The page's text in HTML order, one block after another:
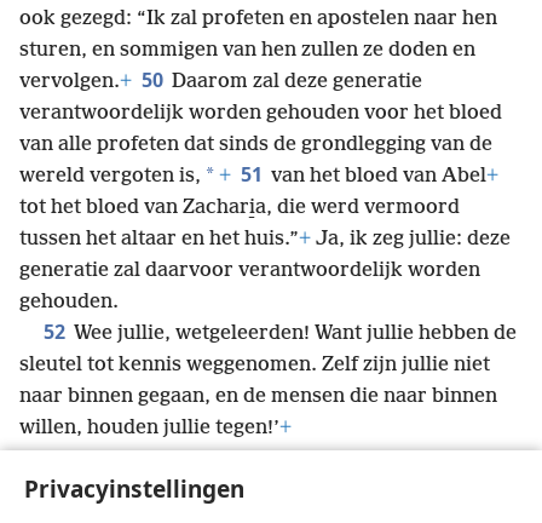
Privacyinstellingen
ook gezegd: “Ik zal profeten en apostelen naar hen
sturen, en sommigen van hen zullen ze doden en
vervolgen.+ 50 Daarom zal deze generatie
verantwoordelijk worden gehouden voor het bloed
van alle profeten dat sinds de grondlegging van de
wereld vergoten is, * + 51 van het bloed van Abel+
tot het bloed van Zachari̱a, die werd vermoord
tussen het altaar en het huis.”+ Ja, ik zeg jullie: deze
generatie zal daarvoor verantwoordelijk worden
gehouden.
52 Wee jullie, wetgeleerden! Want jullie hebben de
sleutel tot kennis weggenomen. Zelf zijn jullie niet
naar binnen gegaan, en de mensen die naar binnen
willen, houden jullie tegen!’+
53
schriftgeleerden en de farizeeën het hem heel